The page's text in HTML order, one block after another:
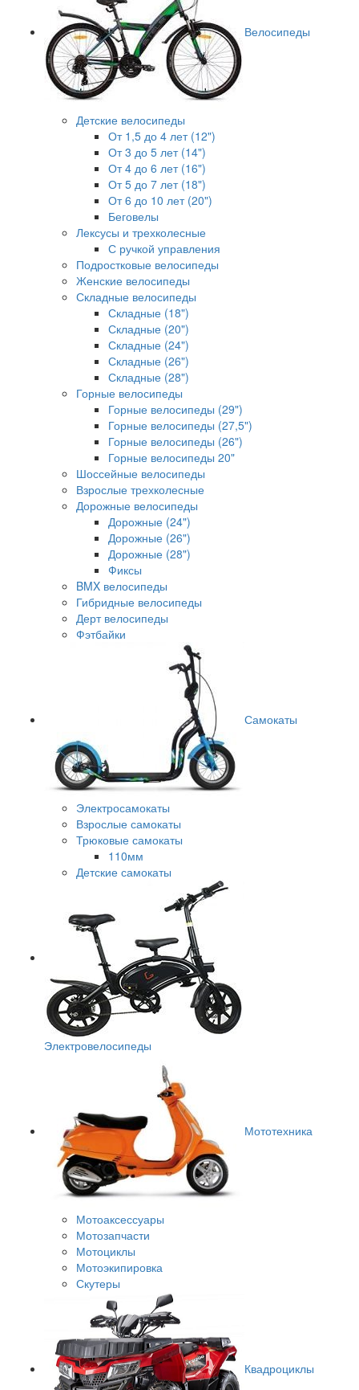
Велосипеды
Детские велосипеды
От 1,5 до 4 лет (12")
От 3 до 5 лет (14")
От 4 до 6 лет (16")
От 5 до 7 лет (18")
От 6 до 10 лет (20")
Беговелы
Лексусы и трехколесные
С ручкой управления
Подростковые велосипеды
Женские велосипеды
Складные велосипеды
Складные (18")
Складные (20")
Складные (24")
Складные (26")
Складные (28")
Горные велосипеды
Горные велосипеды (29")
Горные велосипеды (27,5")
Горные велосипеды (26")
Горные велосипеды 20"
Шоссейные велосипеды
Взрослые трехколесные
Дорожные велосипеды
Дорожные (24")
Дорожные (26")
Дорожные (28")
Фиксы
BMX велосипеды
Гибридные велосипеды
Дерт велосипеды
Фэтбайки
Самокаты
Электросамокаты
Взрослые самокаты
Трюковые самокаты
110мм
Детские самокаты
Электровелосипеды
Мототехника
Мотоаксессуары
Мотозапчасти
Мотоциклы
Мотоэкипировка
Скутеры
Квадроциклы